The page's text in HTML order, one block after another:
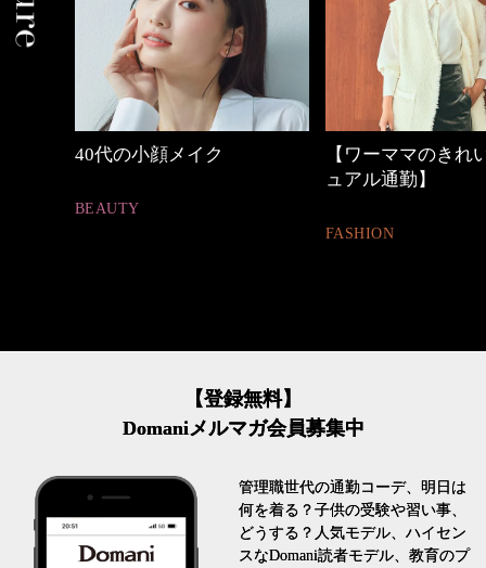
【ワーママのきれいめカジ
働く女性のバッグ
【登録無料】
Domaniメルマガ会員募集中
管理職世代の通勤コーデ、明日は
何を着る？子供の受験や習い事、
どうする？人気モデル、ハイセン
スなDomani読者モデル、教育のプ